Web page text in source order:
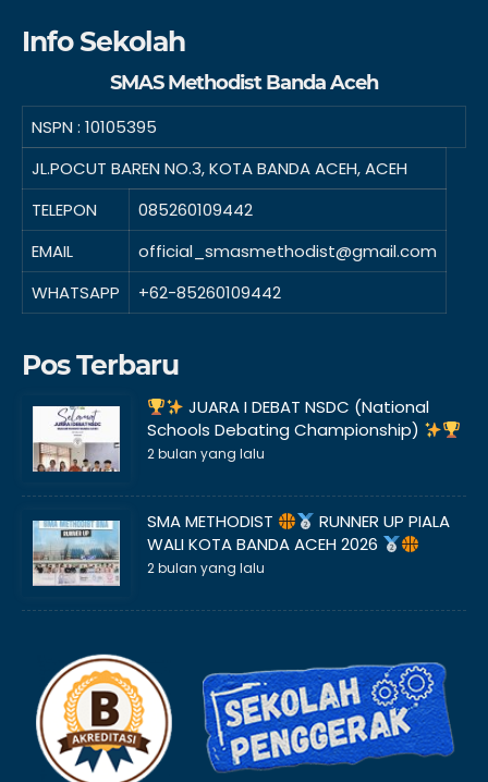
Info Sekolah
SMAS Methodist Banda Aceh
NSPN : 10105395
JL.POCUT BAREN NO.3, KOTA BANDA ACEH, ACEH
TELEPON
085260109442
EMAIL
official_smasmethodist@gmail.com
WHATSAPP
+62-85260109442
Pos Terbaru
JUARA I DEBAT NSDC (National
Schools Debating Championship)
2 bulan yang lalu
SMA METHODIST
RUNNER UP PIALA
WALI KOTA BANDA ACEH 2026
2 bulan yang lalu